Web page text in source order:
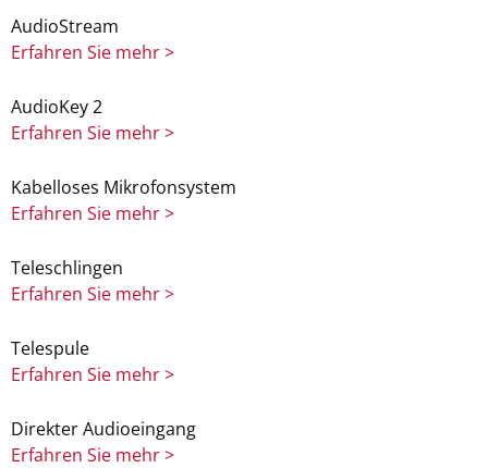
AudioStream
Erfahren Sie mehr >
AudioKey 2
Erfahren Sie mehr >
Kabelloses Mikrofonsystem
Erfahren Sie mehr >
Teleschlingen
Erfahren Sie mehr >
Telespule
Erfahren Sie mehr >
Direkter Audioeingang
Erfahren Sie mehr >